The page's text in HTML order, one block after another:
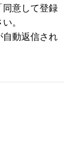
意して登録
。
動返信され